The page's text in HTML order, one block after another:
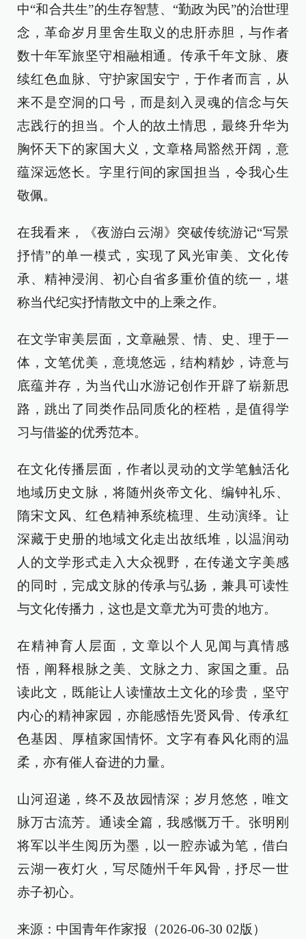
中“和合共生”的生存智慧、“勤政为民”的治世理
念，革命岁月里舍生取义的忠肝赤胆，与作者
数十年军旅坚守相融相通。传承千年文脉、赓
续红色血脉、守护家国安宁，于作者而言，从
来不是空洞的口号，而是刻入灵魂的信念与矢
志践行的担当。个人的故土情思，最终升华为
胸怀天下的家国大义，文章格局豁然开阔，意
蕴深远悠长。字里行间的家国担当，令我心生
敬佩。
在我看来，《夜游白云湖》突破传统游记“写景
抒情”的单一模式，实现了风光审美、文化传
承、精神浸润、初心自省多重价值的统一，堪
称当代纪实抒情散文中的上乘之作。
在文学审美层面，文章融景、情、史、理于一
体，文笔优美，意境悠远，结构精妙，诗意与
底蕴并存，为当代山水游记创作开辟了崭新思
路，跳出了同类作品同质化的桎梏，是值得学
习与借鉴的优秀范本。
在文化传播层面，作者以灵动的文学笔触活化
地域历史文脉，将随州炎帝文化、编钟礼乐、
隋宋文风、红色精神系统梳理、生动演绎。让
深藏于史册的地域文化走出故纸堆，以温润动
人的文学形式走入大众视野，在传递文字美感
的同时，完成文脉的传承与弘扬，兼具可读性
与文化传播力，这也是文章尤为可贵的地方。
在精神育人层面，文章以个人见闻与真情感
悟，阐释根脉之美、文脉之力、家国之重。品
读此文，既能让人读懂故土文化的珍贵，坚守
内心的精神家园，亦能感悟先贤风骨、传承红
色基因、厚植家国情怀。文字有春风化雨的温
柔，亦有催人奋进的力量。
山河迢递，终不及故园情深；岁月悠悠，唯文
脉万古流芳。通读全篇，我感慨万千。张明刚
将军以半生阅历为墨，以一腔赤诚为笔，借白
云湖一夜灯火，写尽随州千年风骨，抒尽一世
赤子初心。
来源：中国青年作家报（2026-06-30 02版）